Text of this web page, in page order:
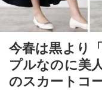
今春は黒より
プルなのに美
のスカートコ